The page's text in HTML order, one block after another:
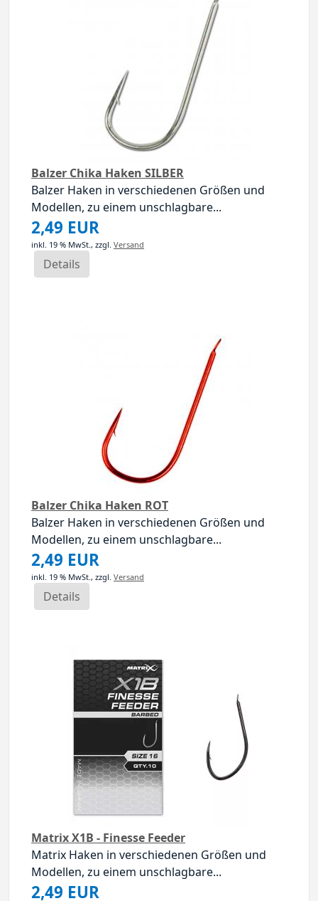
Balzer Chika Haken SILBER
Balzer Haken in verschiedenen Größen und
Modellen, zu einem unschlagbare...
2,49 EUR
inkl. 19 % MwSt., zzgl. Versand
Details
Balzer Chika Haken ROT
Balzer Haken in verschiedenen Größen und
Modellen, zu einem unschlagbare...
2,49 EUR
inkl. 19 % MwSt., zzgl. Versand
Details
Matrix X1B - Finesse Feeder
Matrix Haken in verschiedenen Größen und
Modellen, zu einem unschlagbare...
2,49 EUR